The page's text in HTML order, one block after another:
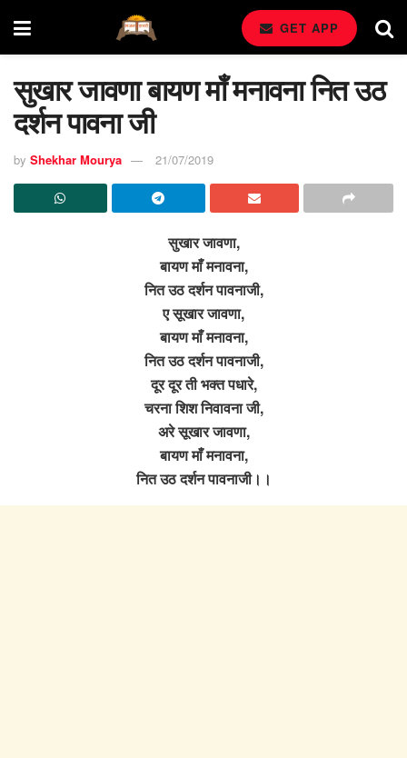
GET APP
सुखार जावणा बायण माँ मनावना नित उठ
दर्शन पावना जी
by Shekhar Mourya 21/07/2019
सुखार जावणा,
बायण माँ मनावना,
नित उठ दर्शन पावनाजी,
ए सूखार जावणा,
बायण माँ मनावना,
नित उठ दर्शन पावनाजी,
दूर दूर ती भक्त पधारे,
चरना शिश निवावना जी,
अरे सूखार जावणा,
बायण माँ मनावना,
नित उठ दर्शन पावनाजी।।